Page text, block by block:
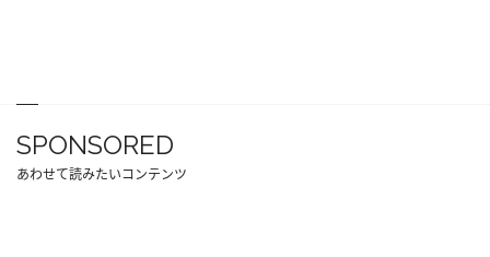
SPONSORED
あわせて読みたいコンテンツ